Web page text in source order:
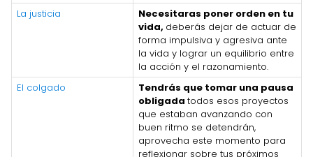
La justicia
Necesitaras poner orden en tu
vida, deberás dejar de actuar de
forma impulsiva y agresiva ante
la vida y lograr un equilibrio entre
la acción y el razonamiento.
El colgado
Tendrás que tomar una pausa
obligada todos esos proyectos
que estaban avanzando con
buen ritmo se detendrán,
aprovecha este momento para
reflexionar sobre tus próximos